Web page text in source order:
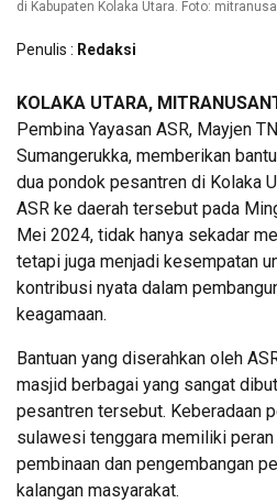
di Kabupaten Kolaka Utara. Foto:
Penulis : Redaksi
KOLAKA UTARA,
Pembina Yayasan ASR, Mayjen
Sumangerukka, memberikan
dua pondok pesantren di Kolaka
ASR ke daerah tersebut pada
Mei 2024, tidak hanya sekadar
tetapi juga menjadi kesempatan
kontribusi nyata dalam
keagamaan.
Bantuan yang diserahkan oleh
masjid berbagai yang sangat
pesantren tersebut. Keberadaan
sulawesi tenggara memiliki
pembinaan dan pengembangan
kalangan masyarakat.